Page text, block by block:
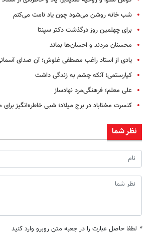
شب خانه روشن می‌شود چون یاد نامت می‌کنم
برای چهلمین روز درگذشت دکتر سپنتا
محسنان مردند و احسان‌ها بماند
یادی از استاد راغب مصطفی غلوش؛ آن صدای
کیارستمی؛ آنکه چشم به زندگی داشت
علی معلم؛ فرهنگی‌مرد نهادساز
کنسرت مختاباد در برج میلاد؛ شبی خاطره‌انگیز
نظر شما
* لطفا حاصل عبارت را در جعبه متن روبرو وارد کنید